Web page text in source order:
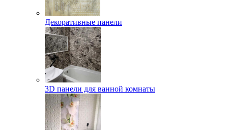
Декоративные панели
3D панели для ванной комнаты